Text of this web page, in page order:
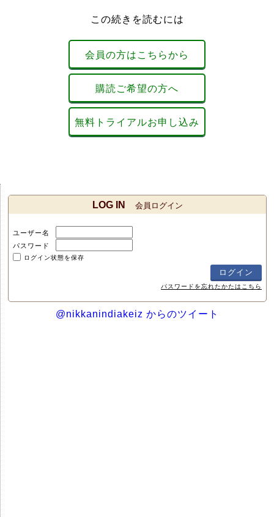
この続きを読むには
会員の方はこちらから
購読ご希望の方へ
無料トライアルお申し込み
LOG IN 会員ログイン
ユーザー名
パスワード
ログイン状態を保存
パスワードを忘れたかたはこちら
@nikkanindiakeiz からのツイート